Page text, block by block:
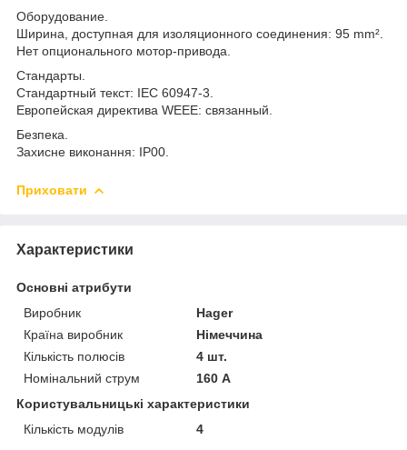
Оборудование.
Ширина, доступная для изоляционного соединения: 95 mm².
Нет опционального мотор-привода.
Стандарты.
Стандартный текст: IEC 60947-3.
Европейская директива WEEE: связанный.
Безпека.
Захисне виконання: IP00.
Приховати
Характеристики
Основні атрибути
Виробник
Hager
Країна виробник
Німеччина
Кількість полюсів
4 шт.
Номінальний струм
160 А
Користувальницькі характеристики
Кількість модулів
4